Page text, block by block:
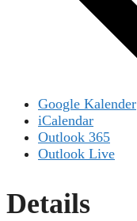
Google Kalender
iCalendar
Outlook 365
Outlook Live
Details